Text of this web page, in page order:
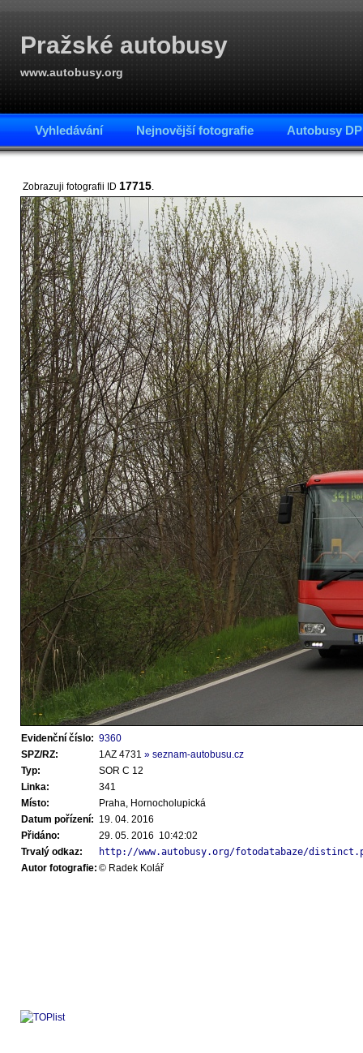
Pražské autobusy
www.autobusy.org
Vyhledávání Nejnovější fotografie Autobusy
Zobrazuji fotografii ID 17715.
Evidenční číslo: 9360
SPZ/RZ:
1AZ 4731 » seznam-autobusu.cz
Typ:
SOR C 12
Linka:
341
Místo:
Praha, Hornocholupická
Datum pořízení: 19. 04. 2016
Přidáno:
29. 05. 2016 10:42:02
Trvalý odkaz:
http://www.autobusy.org/fotodatabaze/
Autor fotografie: © Radek Kolář